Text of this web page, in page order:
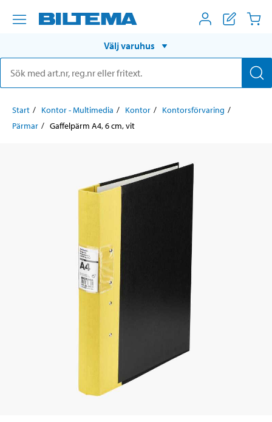
Välj varuhus
Start Kontor - Multimedia Kontor
Kontorsförvaring
Pärmar
Gaffelpärm A4, 6 cm, vit